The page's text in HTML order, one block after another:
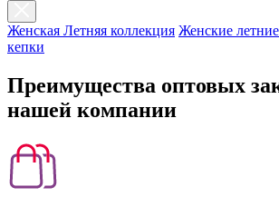
Женская Летняя коллекция Женские
кепки
Преимущества оптовых
нашей компании